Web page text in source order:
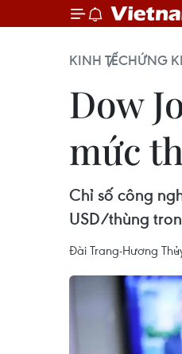
KINH TẾCHỨNG
Dow
mức
Chỉ số công
USD/thùng
Đài Trang-Hương